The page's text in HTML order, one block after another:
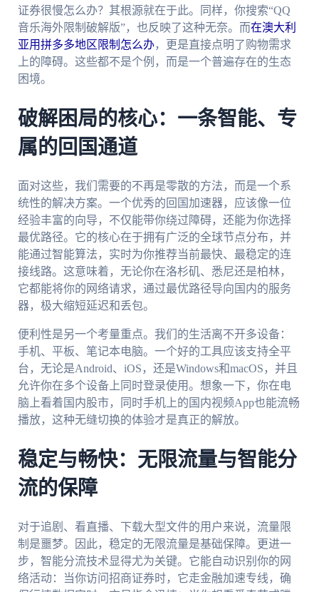
证券很慢怎么办？其根源就在于此。同样，你搜索“QQ
音乐海外限制破解版”，也反映了这种无奈。而在澳大利
亚用拼多多地区限制怎么办，更是直接点明了购物需求
上的障碍。这些都不是个例，而是一个普遍存在的生态
困境。
破解困局的核心：一条智能、专
属的回国通道
面对这些，我们需要的不再是零散的方法，而是一个系
统性的解决方案。一个优秀的回国加速器，应该像一位
经验丰富的向导，不仅能带你绕过障碍，还能为你选择
最优路径。它的核心在于拥有广泛的全球节点分布，并
能通过智能算法，实时为你推荐当前最快、最稳定的连
接线路。这意味着，无论你在洛杉矶、悉尼还是柏林，
它都能将你的网络请求，通过最优路径导向国内的服务
器，极大缩短延迟和丢包。
便利性是另一个考量重点。我们的生活离不开多设备：
手机、平板、笔记本电脑。一个好的工具应该支持全平
台，无论是Android、iOS，还是Windows和macOS，并且
允许你在多个设备上同时登录使用。想象一下，你在电
脑上看着国内股市，同时手机上的国内视频App也能流畅
播放，这种无缝切换的体验才是真正的解放。
稳定与畅快：无限流量与智能分
流的保障
对于追剧、看直播、下载大型文件的用户来说，流量限
制是噩梦。因此，稳定的无限流量是基础保障。更进一
步，智能分流技术显得尤为关键。它能自动识别你的网
络活动：当你访问招商证券时，它走金融加速专线，确